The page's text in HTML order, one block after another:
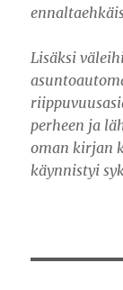
Lisäksi
perheen ja
oman kirjan
käynnistyi